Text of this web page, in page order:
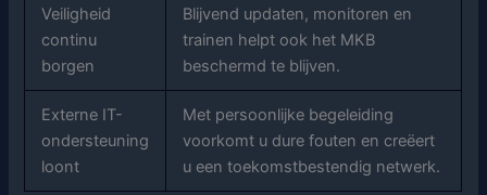
Veiligheid
continu
borgen
Blijvend updaten, monitoren en
trainen helpt ook het MKB
beschermd te blijven.
Externe IT-
ondersteuning
loont
Met persoonlijke begeleiding
voorkomt u dure fouten en creëert
u een toekomstbestendig netwerk.